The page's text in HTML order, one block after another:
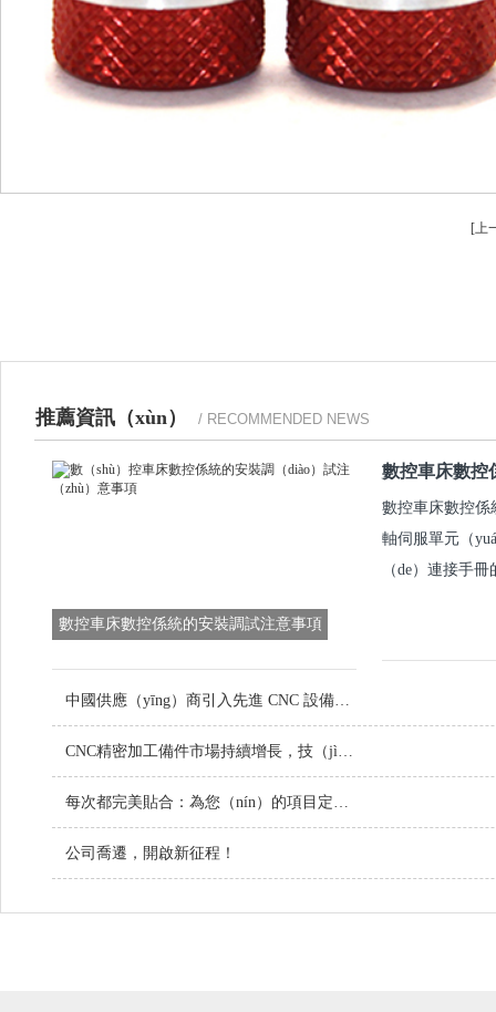
[上
推薦資訊（xùn） / RECOMMENDED NEWS
數控車床數控係統的安裝調試注意事項
數控車床數控
數控車床數控係
軸伺服單元（
（de）連接手
中國供應（yīng）商引入先進 CNC 設備，提升定製金屬零件品質
CNC精密加工備件市場持續增長，技（jì）術創新引領行業未來
每次都完美貼合：為您（nín）的項目定製螺絲（sī）
公司喬遷，開啟新征程！